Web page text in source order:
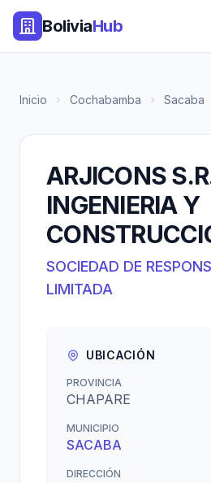
BoliviaHub
Inicio Cochabamba Sacaba
ARJICONS
INGENIERIA Y
SOCIEDAD DE
LIMITADA
UBICACIÓN
PROVINCIA
CHAPARE
MUNICIPIO
SACABA
DIRECCIÓN